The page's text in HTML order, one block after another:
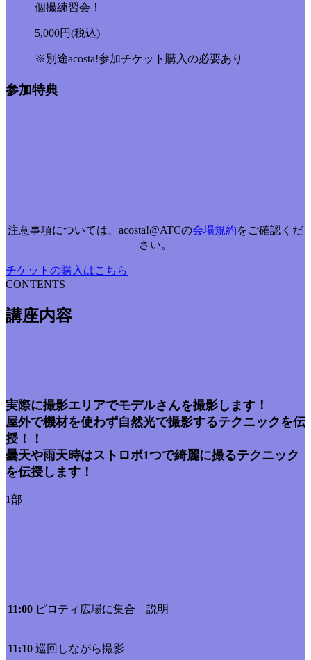
個撮練習会！
5,000円(税込)
※別途acosta!参加チケット購入の必要あり
参加特典
注意事項については、acosta!@ATCの会場規約をご確認くだ
さい。
チケットの購入はこちら
CONTENTS
講座内容
実際に撮影エリアでモデルさんを撮影します！
屋外で機材を使わず自然光で撮影するテクニックを伝
授！！
曇天や雨天時はストロボ1つで綺麗に撮るテクニック
を伝授します！
1部
11:00 ピロティ広場に集合 説明
11:10 巡回しながら撮影